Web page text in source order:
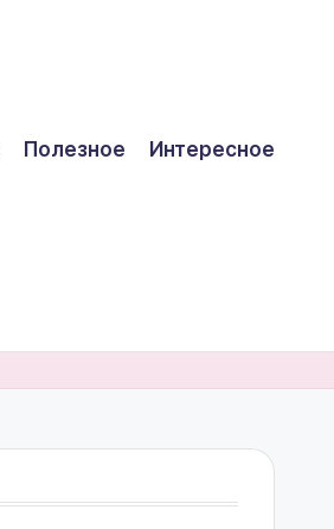
Полезное Интересное